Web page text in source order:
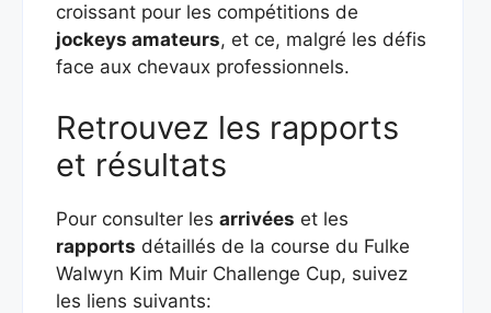
croissant pour les compétitions de
jockeys amateurs, et ce, malgré les défis
face aux chevaux professionnels.
Retrouvez les rapports
et résultats
Pour consulter les arrivées et les
rapports détaillés de la course du Fulke
Walwyn Kim Muir Challenge Cup, suivez
les liens suivants: